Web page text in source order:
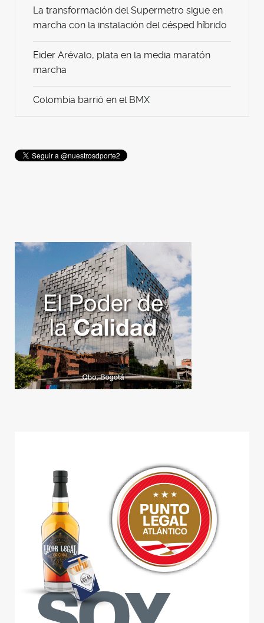
La transformación del Supermetro sigue en
marcha con la instalación del césped híbrido
Eider Arévalo, plata en la media maratón
marcha
Colombia barrió en el BMX